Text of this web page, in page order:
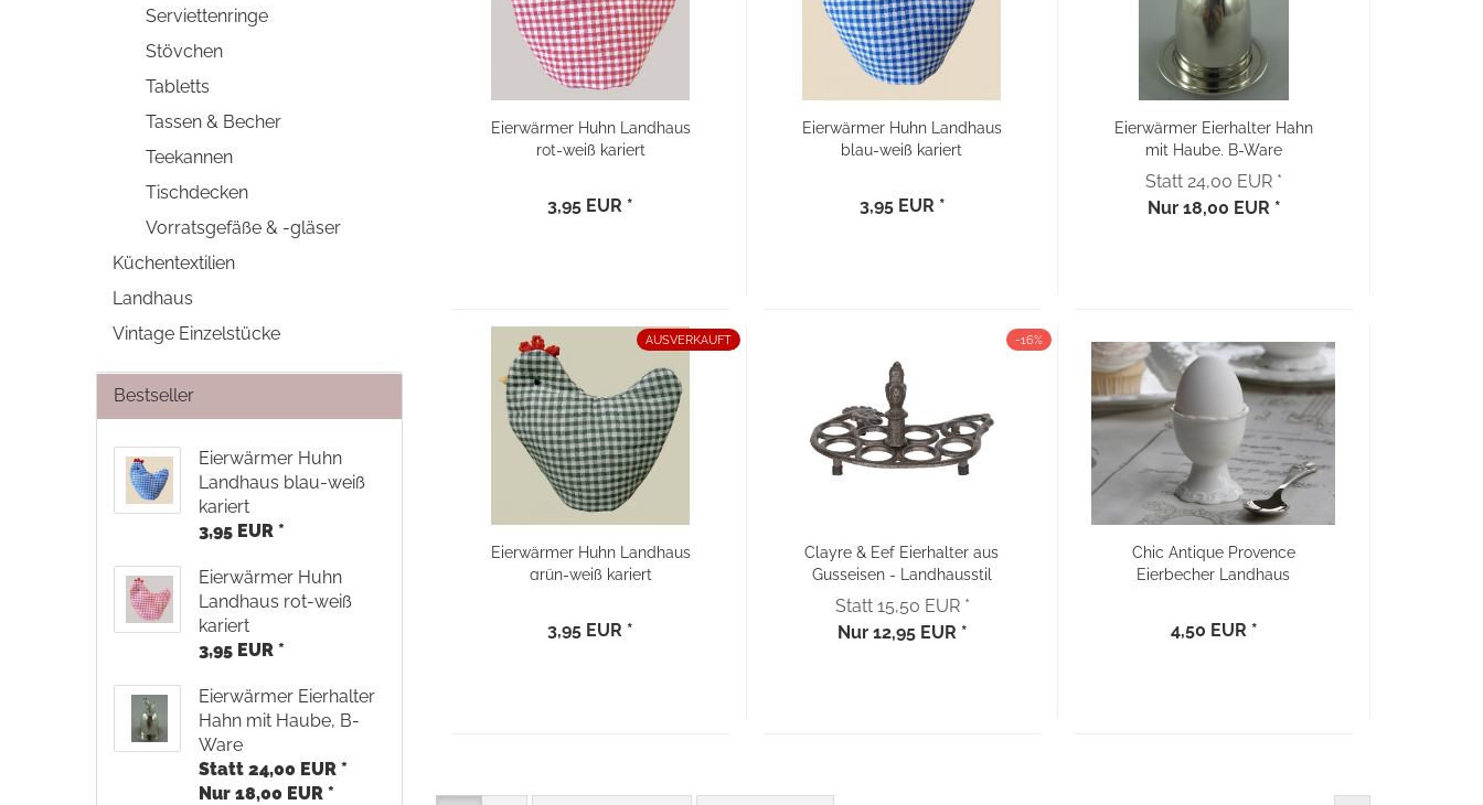
Eierwärmer Huhn Landhaus
rot-weiß kariert
3,95 EUR *
Eierwärmer Huhn Landhaus
blau-weiß kariert
3,95 EUR *
Eierwärmer Eierhalter Hahn
mit Haube, B-Ware
Statt 24,00 EUR *
Nur 18,00 EUR *
AUSVERKAUFT
Eierwärmer Huhn Landhaus
grün-weiß kariert
3,95 EUR *
-16%
Clayre & Eef Eierhalter aus
Gusseisen - Landhausstil
Statt 15,50 EUR *
Nur 12,95 EUR *
Chic Antique Provence
Eierbecher Landhaus
4,50 EUR *
Serviettenringe
Stövchen
Tabletts
Tassen & Becher
Teekannen
Tischdecken
Vorratsgefäße & -gläser
Küchentextilien
Landhaus
Vintage Einzelstücke
Bestseller
Eierwärmer Huhn
Landhaus blau-weiß
kariert
3,95 EUR *
Eierwärmer Huhn
Landhaus rot-weiß
kariert
3,95 EUR *
Eierwärmer Eierhalter
Hahn mit Haube, B-
Ware
Statt 24,00 EUR *
Nur 18,00 EUR *